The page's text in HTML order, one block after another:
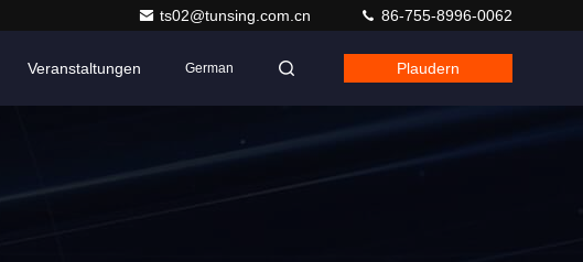
ts02@tunsing.com.cn 86-755-8996-0062
Veranstaltungen German Plaudern